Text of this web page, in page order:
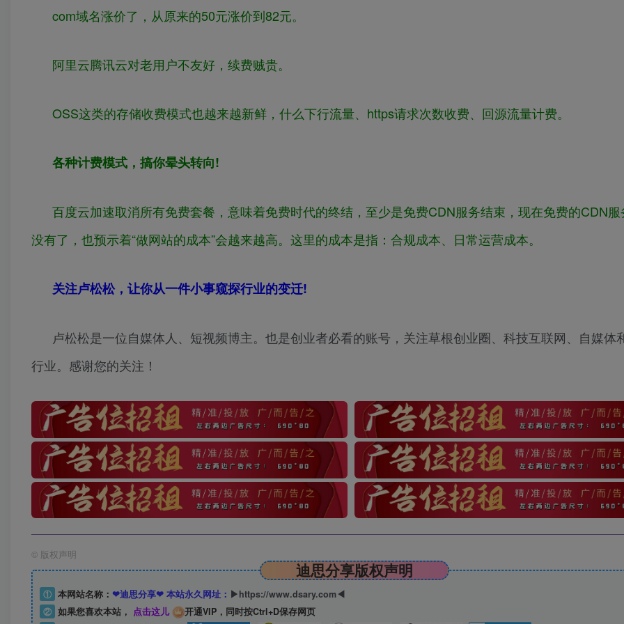
com域名涨价了，从原来的50元涨价到82元。
阿里云腾讯云对老用户不友好，续费贼贵。
OSS这类的存储收费模式也越来越新鲜，什么下行流量、https请求次数收费、回源流量计费。
各种计费模式，搞你晕头转向!
百度云加速取消所有免费套餐，意味着免费时代的终结，至少是免费CDN服务结束，现在免费的CDN
没有了，也预示着“做网站的成本”会越来越高。这里的成本是指：合规成本、日常运营成本。
关注卢松松，让你从一件小事窥探行业的变迁!
卢松松是一位自媒体人、短视频博主。也是创业者必看的账号，关注草根创业圈、科技互联网、自媒体
行业。感谢您的关注！
© 版权声明
迪思分享版权声明
① 本网站名称： ❤迪思分享❤ 本站永久网址： ▶https://www.dsary.com◀
② 如果您喜欢本站， 点击这儿
开通VIP，同时按Ctrl+D保存网页